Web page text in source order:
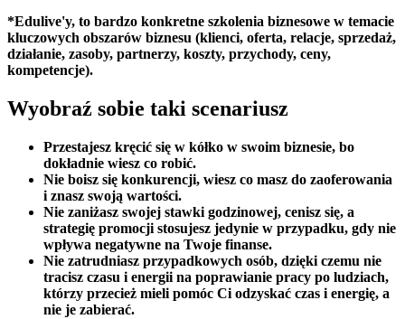
*Edulive'y, to bardzo konkretne szkolenia biznesowe w temacie
kluczowych obszarów biznesu (klienci, oferta, relacje, sprzedaż,
działanie, zasoby, partnerzy, koszty, przychody, ceny,
kompetencje).
Wyobraź sobie taki scenariusz
Przestajesz kręcić się w kółko w swoim biznesie, bo
dokładnie wiesz co robić.
Nie boisz się konkurencji, wiesz co masz do zaoferowania
i znasz swoją wartości.
Nie zaniżasz swojej stawki godzinowej, cenisz się, a
strategię promocji stosujesz jedynie w przypadku, gdy nie
wpływa negatywne na Twoje finanse.
Nie zatrudniasz przypadkowych osób, dzięki czemu nie
tracisz czasu i energii na poprawianie pracy po ludziach,
którzy przecież mieli pomóc Ci odzyskać czas i energię, a
nie je zabierać.